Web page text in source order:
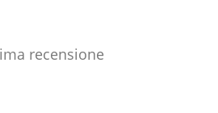
recensione